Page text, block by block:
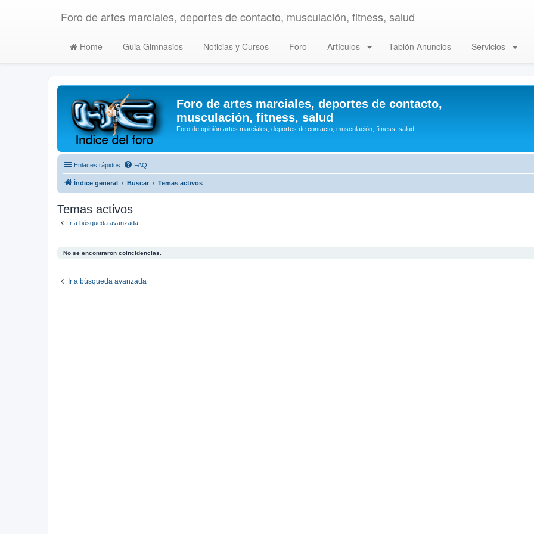
Foro de artes marciales, deportes de contacto, musculación, fitness, salud
Home Guia Gimnasios Noticias y Cursos Foro Artículos Tablón Anuncios Servicios
Foro de artes marciales, deportes de contacto,
musculación, fitness, salud
Foro de opinión artes marciales, deportes de contacto, musculación, fitness, salud
Enlaces rápidos FAQ
Índice general Buscar Temas activos
Temas activos
Ir a búsqueda avanzada
No se encontraron coincidencias.
Ir a búsqueda avanzada